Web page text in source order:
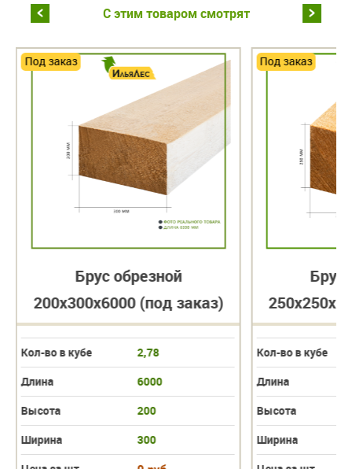
С этим товаром смотрят
Под заказ
Брус обрезной
200х300х6000 (под заказ)
Кол-во в кубе
2,78
Длина
6000
Высота
200
Ширина
300
Под заказ
Брус
Кол-во в кубе
Длина
Высота
Ширина